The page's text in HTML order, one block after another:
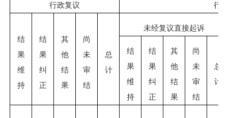
行政复议 行
结
果
维
持
结
果
纠
正
其
他
结
果
尚
未
审
结
总
计
未经复议直接起诉
结
果
维
持
结
果
纠
正
其
他
结
果
尚
未
审
结
总
计